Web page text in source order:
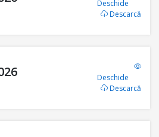
Deschide
Descarcă
Deschide
Descarcă